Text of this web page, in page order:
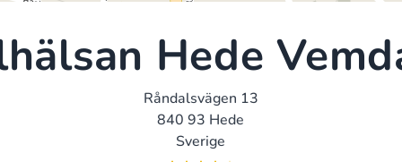
Hede
Råndalsvägen 13
840 93 Hede
Sverige